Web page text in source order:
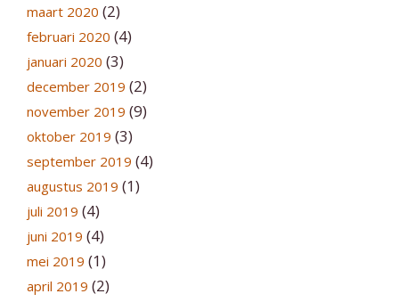
maart 2020 (2)
februari 2020 (4)
januari 2020 (3)
december 2019 (2)
november 2019 (9)
oktober 2019 (3)
september 2019 (4)
augustus 2019 (1)
juli 2019 (4)
juni 2019 (4)
mei 2019 (1)
april 2019 (2)